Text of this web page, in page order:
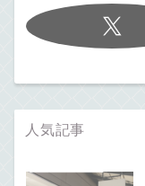
人気記事